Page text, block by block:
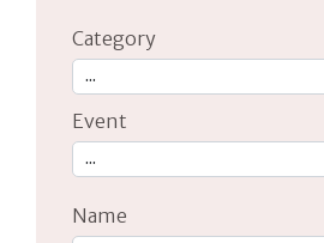
Category
Event
Name